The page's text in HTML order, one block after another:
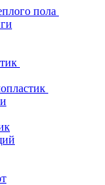
пола